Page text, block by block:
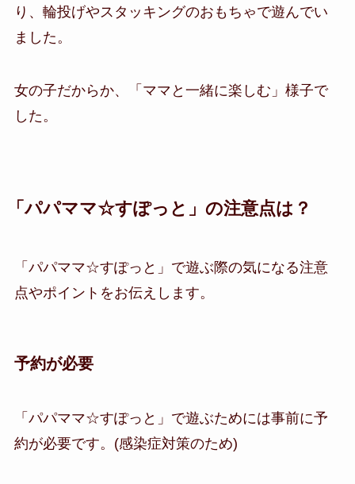
り、輪投げやスタッキングのおもちゃで遊んでい
ました。
女の子だからか、「ママと一緒に楽しむ」様子で
した。
「パパママ☆すぽっと」の注意点は？
「パパママ☆すぽっと」で遊ぶ際の気になる注意
点やポイントをお伝えします。
予約が必要
「パパママ☆すぽっと」で遊ぶためには事前に予
約が必要です。(感染症対策のため)